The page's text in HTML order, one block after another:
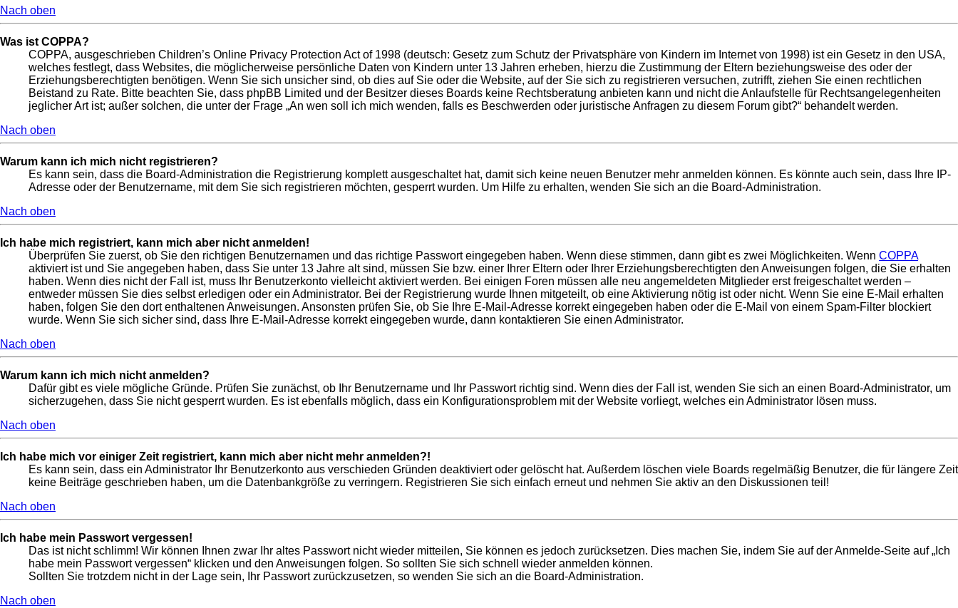
Nach oben
Was ist COPPA?
COPPA, ausgeschrieben Children’s Online Privacy Protection Act of 1998 (deutsch: Gesetz zum Schutz der Privatsphäre von Kindern im Internet von 1998) ist ein Gesetz in den USA,
welches festlegt, dass Websites, die möglicherweise persönliche Daten von Kindern unter 13 Jahren erheben, hierzu die Zustimmung der Eltern beziehungsweise des oder der
Erziehungsberechtigten benötigen. Wenn Sie sich unsicher sind, ob dies auf Sie oder die Website, auf der Sie sich zu registrieren versuchen, zutrifft, ziehen Sie einen rechtlichen
Beistand zu Rate. Bitte beachten Sie, dass phpBB Limited und der Besitzer dieses Boards keine Rechtsberatung anbieten kann und nicht die Anlaufstelle für Rechtsangelegenheiten
jeglicher Art ist; außer solchen, die unter der Frage „An wen soll ich mich wenden, falls es Beschwerden oder juristische Anfragen zu diesem Forum gibt?“ behandelt werden.
Nach oben
Warum kann ich mich nicht registrieren?
Es kann sein, dass die Board-Administration die Registrierung komplett ausgeschaltet hat, damit sich keine neuen Benutzer mehr anmelden können. Es könnte auch sein, dass Ihre IP-
Adresse oder der Benutzername, mit dem Sie sich registrieren möchten, gesperrt wurden. Um Hilfe zu erhalten, wenden Sie sich an die Board-Administration.
Nach oben
Ich habe mich registriert, kann mich aber nicht anmelden!
Überprüfen Sie zuerst, ob Sie den richtigen Benutzernamen und das richtige Passwort eingegeben haben. Wenn diese stimmen, dann gibt es zwei Möglichkeiten. Wenn COPPA
aktiviert ist und Sie angegeben haben, dass Sie unter 13 Jahre alt sind, müssen Sie bzw. einer Ihrer Eltern oder Ihrer Erziehungsberechtigten den Anweisungen folgen, die Sie erhalten
haben. Wenn dies nicht der Fall ist, muss Ihr Benutzerkonto vielleicht aktiviert werden. Bei einigen Foren müssen alle neu angemeldeten Mitglieder erst freigeschaltet werden –
entweder müssen Sie dies selbst erledigen oder ein Administrator. Bei der Registrierung wurde Ihnen mitgeteilt, ob eine Aktivierung nötig ist oder nicht. Wenn Sie eine E-Mail erhalten
haben, folgen Sie den dort enthaltenen Anweisungen. Ansonsten prüfen Sie, ob Sie Ihre E-Mail-Adresse korrekt eingegeben haben oder die E-Mail von einem Spam-Filter blockiert
wurde. Wenn Sie sich sicher sind, dass Ihre E-Mail-Adresse korrekt eingegeben wurde, dann kontaktieren Sie einen Administrator.
Nach oben
Warum kann ich mich nicht anmelden?
Dafür gibt es viele mögliche Gründe. Prüfen Sie zunächst, ob Ihr Benutzername und Ihr Passwort richtig sind. Wenn dies der Fall ist, wenden Sie sich an einen Board-Administrator, um
sicherzugehen, dass Sie nicht gesperrt wurden. Es ist ebenfalls möglich, dass ein Konfigurationsproblem mit der Website vorliegt, welches ein Administrator lösen muss.
Nach oben
Ich habe mich vor einiger Zeit registriert, kann mich aber nicht mehr anmelden?!
Es kann sein, dass ein Administrator Ihr Benutzerkonto aus verschieden Gründen deaktiviert oder gelöscht hat. Außerdem löschen viele Boards regelmäßig Benutzer, die für längere Zeit
keine Beiträge geschrieben haben, um die Datenbankgröße zu verringern. Registrieren Sie sich einfach erneut und nehmen Sie aktiv an den Diskussionen teil!
Nach oben
Ich habe mein Passwort vergessen!
Das ist nicht schlimm! Wir können Ihnen zwar Ihr altes Passwort nicht wieder mitteilen, Sie können es jedoch zurücksetzen. Dies machen Sie, indem Sie auf der Anmelde-Seite auf „Ich
habe mein Passwort vergessen“ klicken und den Anweisungen folgen. So sollten Sie sich schnell wieder anmelden können.
Sollten Sie trotzdem nicht in der Lage sein, Ihr Passwort zurückzusetzen, so wenden Sie sich an die Board-Administration.
Nach oben